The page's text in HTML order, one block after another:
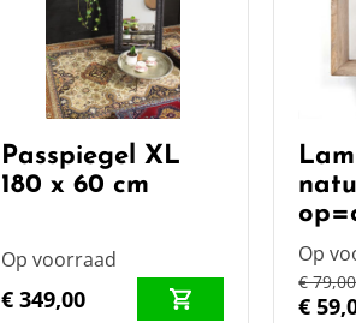
Passpiegel XL
180 x 60 cm
Op voorraad
€ 349,00
Op
€ 79,00
€